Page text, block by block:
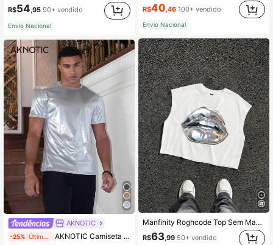
R$54,95 90+ vendido
Envio Nacional
AKNOTIC
-25% AKNOTIC Camiseta Masculina de Manga Curta com Gola Redonda Lisa Metálica de Verão, Estilo Anos 2000, Coisas de Casal, Férias, Presentes do Dia dos Pais, Futebol
R$40 ,46 100+ vendido
Envio Nacional
Manfinity Roghcode Top Sem Mangas com Estampa de Lábios para Homens, Adequado para Verão, Férias
R$63,99 50+ vendido